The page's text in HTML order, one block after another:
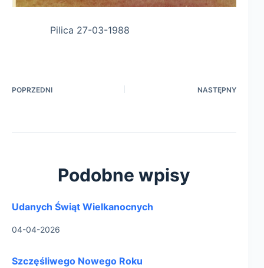
Pilica 27-03-1988
POPRZEDNI NASTĘPNY
Podobne wpisy
Udanych Świąt Wielkanocnych
04-04-2026
Szczęśliwego Nowego Roku